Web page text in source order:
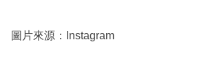
圖片來源：Instagram